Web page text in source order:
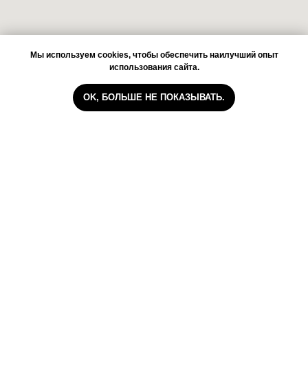
Мы используем cookies, чтобы обеспечить наилучший опыт
использования сайта.
OK, БОЛЬШЕ НЕ ПОКАЗЫВАТЬ.